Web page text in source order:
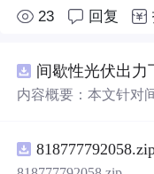
23 回复
内容概要：本文针对
含光伏阵列、Boost
与锂离子电池储能系